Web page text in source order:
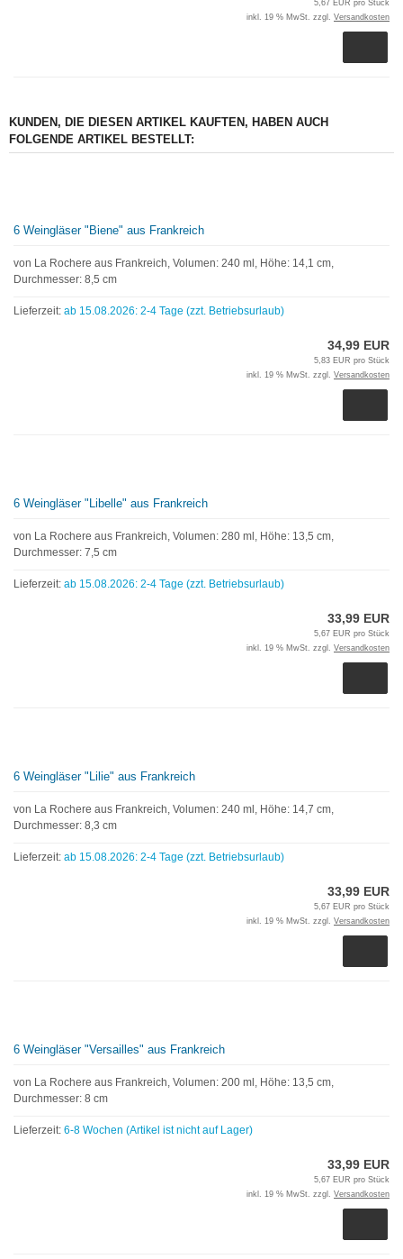
5,67 EUR pro Stück
inkl. 19 % MwSt. zzgl. Versandkosten
KUNDEN, DIE DIESEN ARTIKEL KAUFTEN, HABEN AUCH
FOLGENDE ARTIKEL BESTELLT:
6 Weingläser "Biene" aus Frankreich
von La Rochere aus Frankreich, Volumen: 240 ml, Höhe: 14,1 cm,
Durchmesser: 8,5 cm
Lieferzeit: ab 15.08.2026: 2-4 Tage (zzt. Betriebsurlaub)
34,99 EUR
5,83 EUR pro Stück
inkl. 19 % MwSt. zzgl. Versandkosten
6 Weingläser "Libelle" aus Frankreich
von La Rochere aus Frankreich, Volumen: 280 ml, Höhe: 13,5 cm,
Durchmesser: 7,5 cm
Lieferzeit: ab 15.08.2026: 2-4 Tage (zzt. Betriebsurlaub)
33,99 EUR
5,67 EUR pro Stück
inkl. 19 % MwSt. zzgl. Versandkosten
6 Weingläser "Lilie" aus Frankreich
von La Rochere aus Frankreich, Volumen: 240 ml, Höhe: 14,7 cm,
Durchmesser: 8,3 cm
Lieferzeit: ab 15.08.2026: 2-4 Tage (zzt. Betriebsurlaub)
33,99 EUR
5,67 EUR pro Stück
inkl. 19 % MwSt. zzgl. Versandkosten
6 Weingläser "Versailles" aus Frankreich
von La Rochere aus Frankreich, Volumen: 200 ml, Höhe: 13,5 cm,
Durchmesser: 8 cm
Lieferzeit: 6-8 Wochen (Artikel ist nicht auf Lager)
33,99 EUR
5,67 EUR pro Stück
inkl. 19 % MwSt. zzgl. Versandkosten